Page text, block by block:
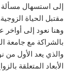
إلى استسهال مسألة
مقتبل الحياة
بالشراكة مع جامعة
والذي يعد الأول
الأبعاد المتعلقة